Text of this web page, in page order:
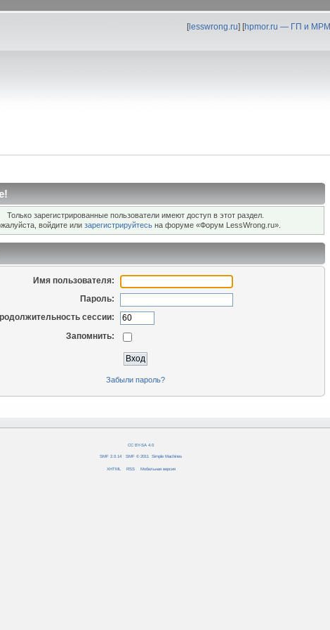
[lesswrong.ru] [hpmor.ru — ГП и МРМ
Только зарегистрированные пользователи имеют доступ в этот раздел.
войдите или зарегистрируйтесьна форуме «Форум LessWrong.ru».
Имя пользователя:
Пароль:
сессии:
Запомнить:
Забыли пароль?
CC BY-SA 4.0
SMF 2.0.14 SMF © 2011 Simple Machines
XHTML RSS Мобильная версия